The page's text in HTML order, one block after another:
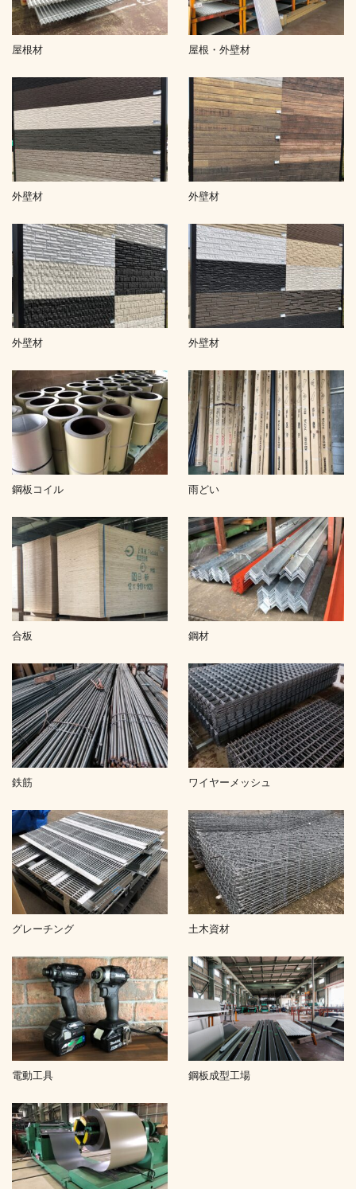
屋根材 屋根・外壁材
外壁材 外壁材
外壁材 外壁材
鋼板コイル 雨どい
合板 鋼材
鉄筋 ワイヤーメッシュ
グレーチング 土木資材
電動工具 鋼板成型工場